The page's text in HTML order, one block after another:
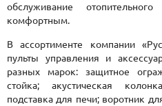
обслуживание
комфортным.
В ассортименте компании
пульты управления и
разных марок: защитное
стойка; акустическая
подставка для печи; воротник